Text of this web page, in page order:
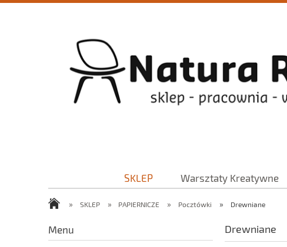
SKLEP Warsztaty Kreatywne
» SKLEP » PAPIERNICZE » Pocztówki » Drewniane
Menu Drewniane